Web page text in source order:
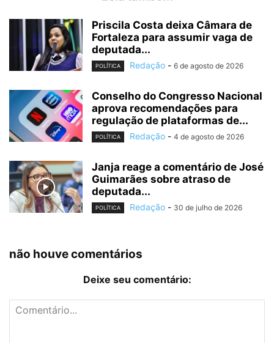
Priscila Costa deixa Câmara de
Fortaleza para assumir vaga de
deputada...
POLÍTICA Redação - 6 de agosto de 2026
Conselho do Congresso Nacional
aprova recomendações para
regulação de plataformas de...
POLÍTICA Redação - 4 de agosto de 2026
Janja reage a comentário de José
Guimarães sobre atraso de
deputada...
POLÍTICA Redação - 30 de julho de 2026
não houve comentários
Deixe seu comentário: